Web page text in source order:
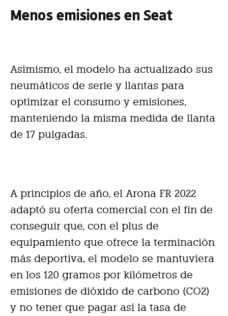
Menos emisiones en Seat
Asimismo, el modelo ha actualizado sus
neumáticos de serie y llantas para
optimizar el consumo y emisiones,
manteniendo la misma medida de llanta
de 17 pulgadas.
A principios de año, el Arona FR 2022
adaptó su oferta comercial con el fin de
conseguir que, con el plus de
equipamiento que ofrece la terminación
más deportiva, el modelo se mantuviera
en los 120 gramos por kilómetros de
emisiones de dióxido de carbono (CO2)
y no tener que pagar así la tasa de